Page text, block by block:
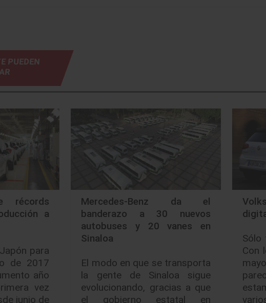
PUEDEN
récords
a
para
de 2017
año
vez
junio de
Mercedes-Benz da el
banderazo a 30 nuevos
autobuses y 20 vanes en
Sinaloa
El modo en que se transporta
la gente de Sinaloa sigue
evolucionando, gracias a que
el gobierno estatal en
Sólo
Con